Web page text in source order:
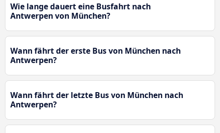
Wie lange dauert eine Busfahrt nach
Antwerpen von München?
Wann fährt der erste Bus von München nach
Antwerpen?
Wann fährt der letzte Bus von München nach
Antwerpen?